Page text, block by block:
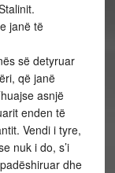
janë të
së detyruar
që janë
asnjë
enden të
Vendi i tyre,
nuk i do, s’i
dhe